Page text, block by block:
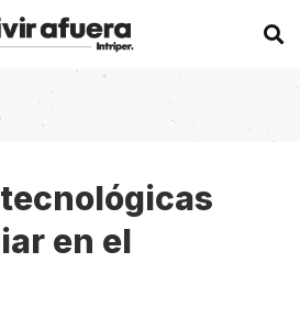
en el extranjero
en el